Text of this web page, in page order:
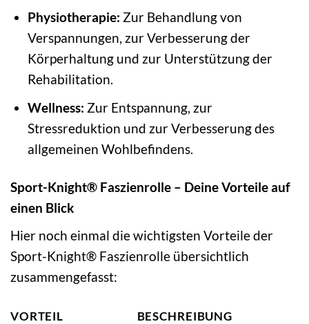
Physiotherapie: Zur Behandlung von
Verspannungen, zur Verbesserung der
Körperhaltung und zur Unterstützung der
Rehabilitation.
Wellness: Zur Entspannung, zur
Stressreduktion und zur Verbesserung des
allgemeinen Wohlbefindens.
Sport-Knight® Faszienrolle – Deine Vorteile auf
einen Blick
Hier noch einmal die wichtigsten Vorteile der
Sport-Knight® Faszienrolle übersichtlich
zusammengefasst:
VORTEIL
BESCHREIBUNG